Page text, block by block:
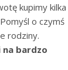
kupimy kilka
o czymś
rodziny.
na bardzo